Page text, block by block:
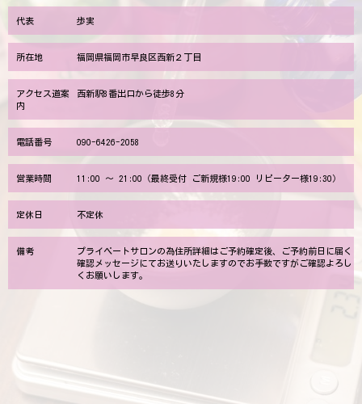
代表 歩実
所在地 福岡県福岡市早良区西新２丁目
アクセス道案
内
西新駅8番出口から徒歩8分
電話番号 090-6426-2058
営業時間 11:00 ～ 21:00（最終受付 ご新規様19:00 リピーター様19:30）
定休日 不定休
備考
プライベートサロンの為住所詳細はご予約確定後、ご予約前日に届く
確認メッセージにてお送りいたしますのでお手数ですがご確認よろし
くお願いします。